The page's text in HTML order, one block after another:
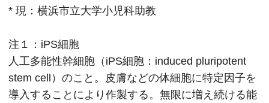
* 現：横浜市立大学小児科助教
注１：iPS細胞
人工多能性幹細胞（iPS細胞：induced pluripotent
stem cell）のこと。皮膚などの体細胞に特定因子を
導入することにより作製する。無限に増え続ける能